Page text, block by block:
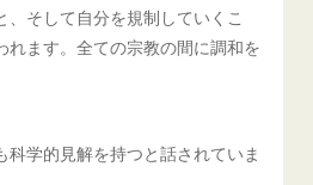
、そして自分を規制していくこ
れます。全ての宗教の間に調和を
科学的見解を持つと話されていま